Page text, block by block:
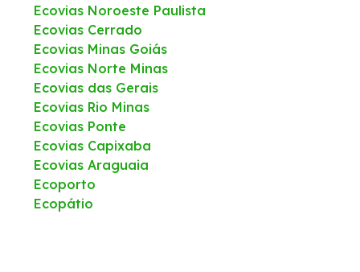
Ecovias Noroeste Paulista
Ecovias Cerrado
Ecovias Minas Goiás
Ecovias Norte Minas
Ecovias das Gerais
Ecovias Rio Minas
Ecovias Ponte
Ecovias Capixaba
Ecovias Araguaia
Ecoporto
Ecopátio